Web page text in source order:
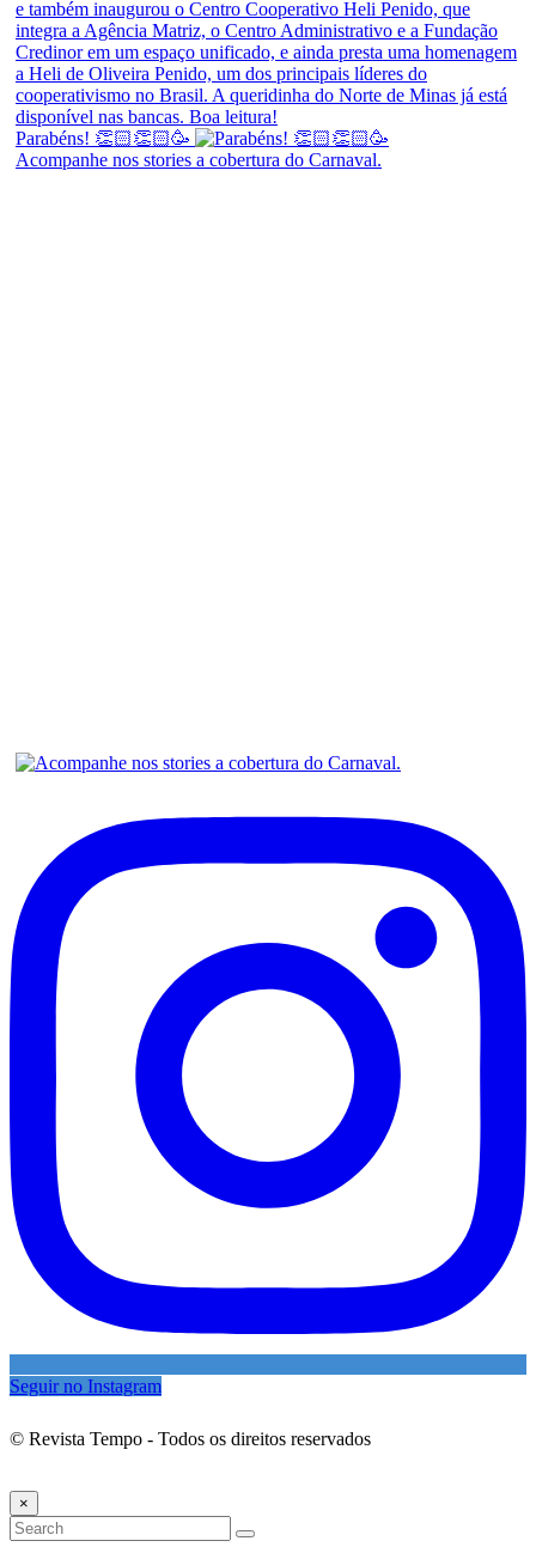
Parabéns! 👏🏻👏🏻🥳
Acompanhe nos stories a cobertura do Carnaval.
Seguir no Instagram
© Revista Tempo - Todos os direitos reservados
×